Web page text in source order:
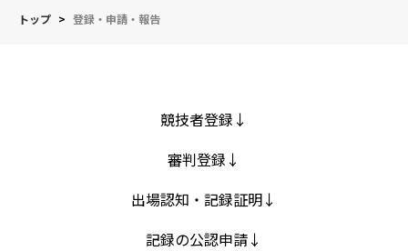
トップ > 登録・申請・報告
競技者登録↓
審判登録↓
出場認知・記録証明↓
記録の公認申請↓